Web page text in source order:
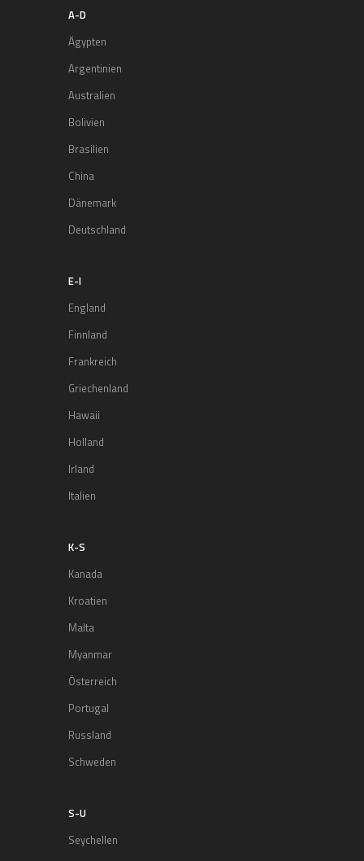
A-D
Ägypten
Argentinien
Australien
Bolivien
Brasilien
China
Dänemark
Deutschland
E-I
England
Finnland
Frankreich
Griechenland
Hawaii
Holland
Irland
Italien
K-S
Kanada
Kroatien
Malta
Myanmar
Österreich
Portugal
Russland
Schweden
S-U
Seychellen